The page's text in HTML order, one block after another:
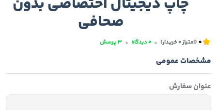
صحافی
0 (امتیاز0خریدار) 0دیدگاه 3پرسش
مشخصات عمومی
عنوان سفارش